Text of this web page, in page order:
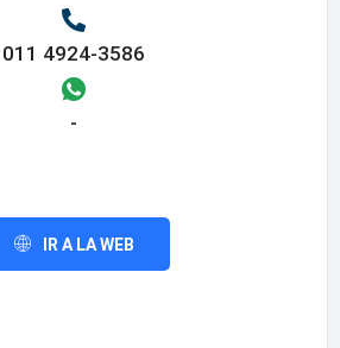
011 4924-3586
-
IR A LA WEB